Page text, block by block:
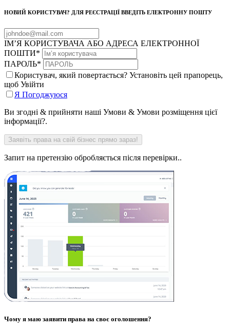
НОВИЙ КОРИСТУВАЧ? ДЛЯ РЕЄСТРАЦІЇ ВВЕДІТЬ ЕЛЕКТРОННУ ПОШТУ
ІМ’Я КОРИСТУВАЧА АБО АДРЕСА ЕЛЕКТРОННОЇ
ПОШТИ*
ПАРОЛЬ*
Користувач, який повертається? Установіть цей прапорець,
щоб Увійти
Я Погоджуюся
Ви згодні & прийняти наші Умови & Умови розміщення цієї
інформації?.
Запит на претензію обробляється після перевірки..
Чому я маю заявити права на своє оголошення?